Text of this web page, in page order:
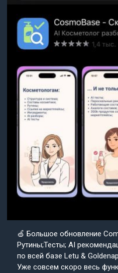
🍏 Большое обновление
Рутины;Тесты; AI
по всей базе Letu &
Уже совсем скоро весь